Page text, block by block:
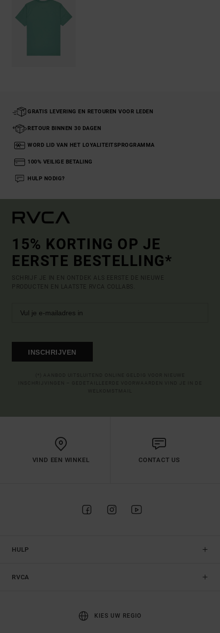
GRATIS LEVERING EN RETOUREN VOOR LEDEN
RETOUR BINNEN 30 DAGEN
WORD LID VAN HET LOYALITEITSPROGRAMMA
100% VEILIGE BETALING
HULP NODIG?
15% KORTING OP JE
EERSTE BESTELLING*
SCHRIJF JE IN EN ONTDEK ALS EERSTE DE NIEUWE
PRODUCTEN EN LAATSTE RVCA COLLABS.
INSCHRIJVEN
VIND EEN WINKEL CONTACT US
HULP
RVCA
KIES UW REGIO